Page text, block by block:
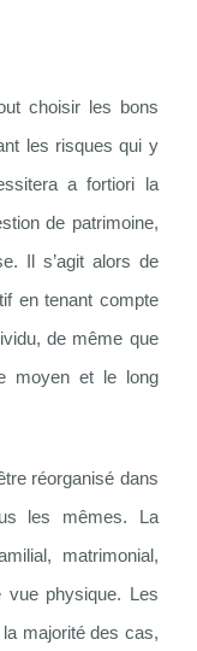
choisir les bons
les risques qui y
a fortiori la
de patrimoine,
Il s’agit alors de
en tenant compte
de même que
moyen et le long
réorganisé dans
les mêmes. La
matrimonial,
vue physique. Les
majorité des cas,